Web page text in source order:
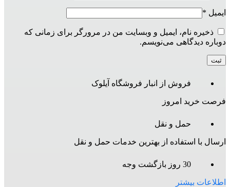
ایمیل *
ذخیره نام، ایمیل و وبسایت من در مرورگر برای زمانی که
دوباره دیدگاهی می‌نویسم.
فروش از انبار فروشگاه آیلوک
فرصت خرید امروز
حمل و نقل
ارسال با استفاده از بهترین خدمات حمل و نقل
30 روز بازگشت وجه
اطلاعات بیشتر